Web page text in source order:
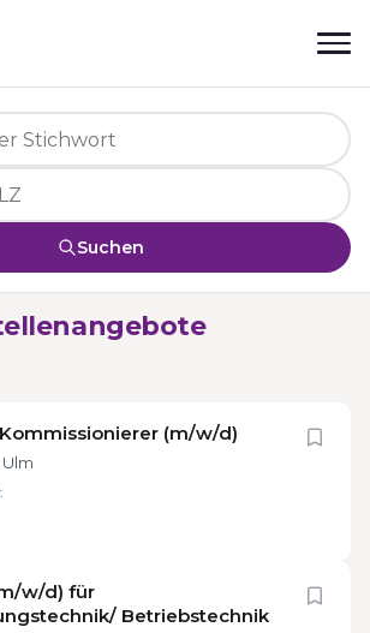
Suchen
(m/w/d)
w/d) für
Betriebstechnik